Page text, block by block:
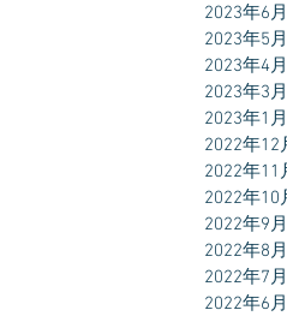
2023年6月
2023年5月
2023年4月
2023年3月
2023年1月
2022年12
2022年11
2022年10
2022年9月
2022年8月
2022年7月
2022年6月